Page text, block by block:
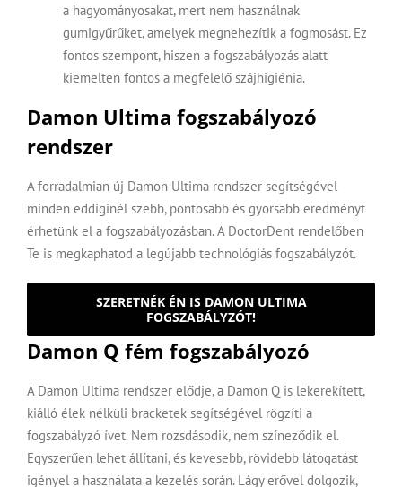
a hagyományosakat, mert nem használnak
gumigyűrűket, amelyek megnehezítik a fogmosást. Ez
fontos szempont, hiszen a fogszabályozás alatt
kiemelten fontos a megfelelő szájhigiénia.
Damon Ultima fogszabályozó
rendszer
A forradalmian új Damon Ultima rendszer segítségével
minden eddiginél szebb, pontosabb és gyorsabb eredményt
érhetünk el a fogszabályozásban. A DoctorDent rendelőben
Te is megkaphatod a legújabb technológiás fogszabályzót.
SZERETNÉK ÉN IS DAMON ULTIMA
FOGSZABÁLYZÓT!
Damon Q fém fogszabályozó
A Damon Ultima rendszer elődje, a Damon Q is lekerekített,
kiálló élek nélküli bracketek segítségével rögzíti a
fogszabályzó ívet. Nem rozsdásodik, nem színeződik el.
Egyszerűen lehet állítani, és kevesebb, rövidebb látogatást
igényel a használata a kezelés során. Lágy erővel dolgozik,